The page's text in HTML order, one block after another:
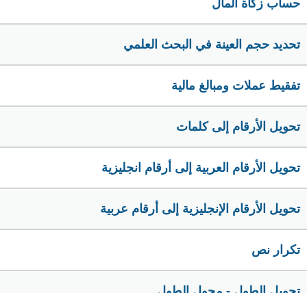
حساب زكاة المال
تحديد حجم العينة في البحث العلمي
تفقيط عملات ومبالغ مالية
تحويل الأرقام إلى كلمات
تحويل الأرقام العربية إلى أرقام انجليزية
تحويل الأرقام الإنجليزية إلى أرقام عربية
تكرار نص